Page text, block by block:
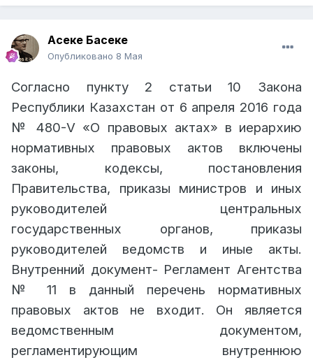
Асеке Басеке
Опубликовано 8 Мая
Согласно пункту 2 статьи 10 Закона
Республики Казахстан от 6 апреля 2016 года
№ 480-V «О правовых актах» в иерархию
нормативных правовых актов включены
законы, кодексы, постановления
Правительства, приказы министров и иных
руководителей центральных
государственных органов, приказы
руководителей ведомств и иные акты.
Внутренний документ- Регламент Агентства
№ 11 в данный перечень нормативных
правовых актов не входит. Он является
ведомственным документом,
регламентирующим внутреннюю